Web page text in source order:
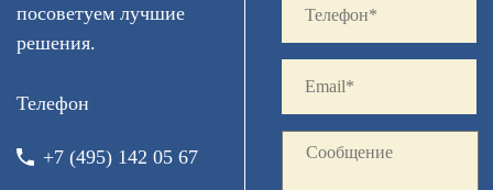
посоветуем лучшие
решения.
Телефон
+7 (495) 142 05 67